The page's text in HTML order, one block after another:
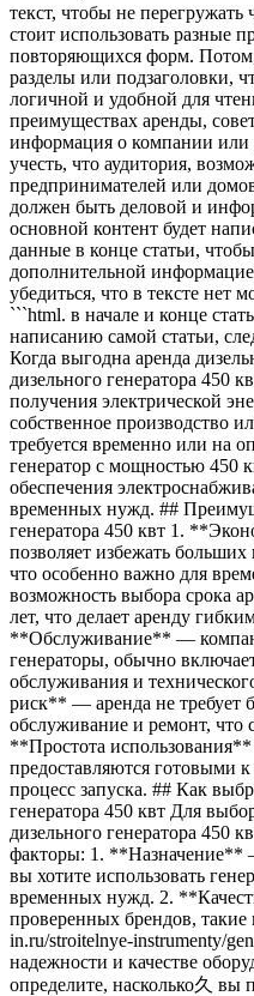
текст, чтобы не
стоит использовать разные
повторяющихся форм.
разделы или подзаголовки,
логичной и удобной для
преимуществах аренды,
информация о компании или
учесть, что аудитория,
предпринимателей или
должен быть деловой и
основной контент будет
данные в конце статьи,
дополнительной
убедиться, что в тексте нет
```html. в начале и конце
написанию самой статьи,
Когда выгодна аренда
дизельного генератора 450
получения электрической
собственное производство
требуется временно или на
генератор с мощностью 450
обеспечения
временных нужд. ##
генератора 450 квт 1.
позволяет избежать
что особенно важно для
возможность выбора срока
лет, что делает аренду
**Обслуживание** —
генераторы, обычно
обслуживания и
риск** — аренда не требует
обслуживание и ремонт, что
**Простота
предоставляются готовыми
процесс запуска. ## Как
генератора 450 квт Для
дизельного генератора 450
факторы: 1. **Назначение**
вы хотите использовать
временных нужд. 2.
проверенных брендов,
in.ru/stroitelnye-instrumenty/
надежности и качестве
определите, насколько久 вы